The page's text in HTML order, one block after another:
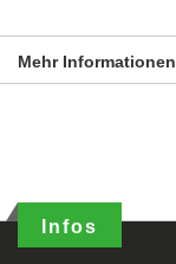
Mehr Informationen
Infos